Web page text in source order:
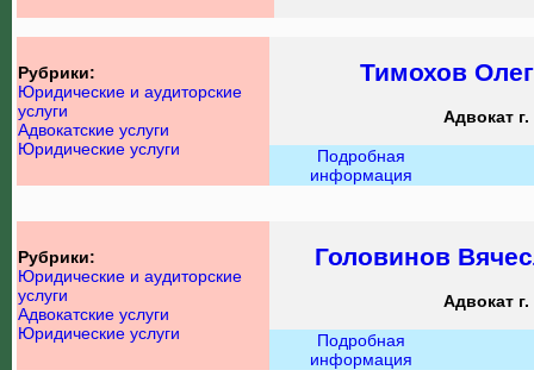
Рубрики:
Юридические и аудиторские
услуги
Адвокатские услуги
Юридические услуги
Тимохов
Адвокат
Подробная
информация
Рубрики:
Юридические и аудиторские
услуги
Адвокатские услуги
Юридические услуги
Головинов
Адвокат
Подробная
информация